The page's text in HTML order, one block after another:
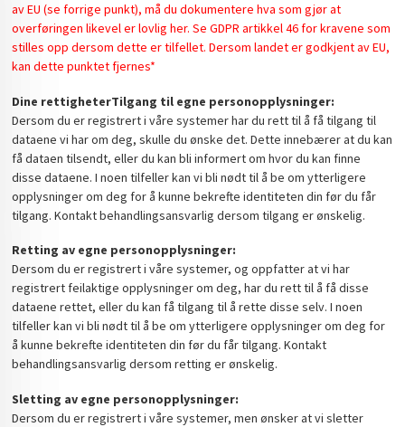
av EU (se forrige punkt), må du dokumentere hva som gjør at
overføringen likevel er lovlig her. Se GDPR artikkel 46 for kravene som
stilles opp dersom dette er tilfellet. Dersom landet er godkjent av EU,
kan dette punktet fjernes*
Dine rettigheterTilgang til egne personopplysninger:
Dersom du er registrert i våre systemer har du rett til å få tilgang til
dataene vi har om deg, skulle du ønske det. Dette innebærer at du kan
få dataen tilsendt, eller du kan bli informert om hvor du kan finne
disse dataene. I noen tilfeller kan vi bli nødt til å be om ytterligere
opplysninger om deg for å kunne bekrefte identiteten din før du får
tilgang. Kontakt behandlingsansvarlig dersom tilgang er ønskelig.
Retting av egne personopplysninger:
Dersom du er registrert i våre systemer, og oppfatter at vi har
registrert feilaktige opplysninger om deg, har du rett til å få disse
dataene rettet, eller du kan få tilgang til å rette disse selv. I noen
tilfeller kan vi bli nødt til å be om ytterligere opplysninger om deg for
å kunne bekrefte identiteten din før du får tilgang. Kontakt
behandlingsansvarlig dersom retting er ønskelig.
Sletting av egne personopplysninger:
Dersom du er registrert i våre systemer, men ønsker at vi sletter